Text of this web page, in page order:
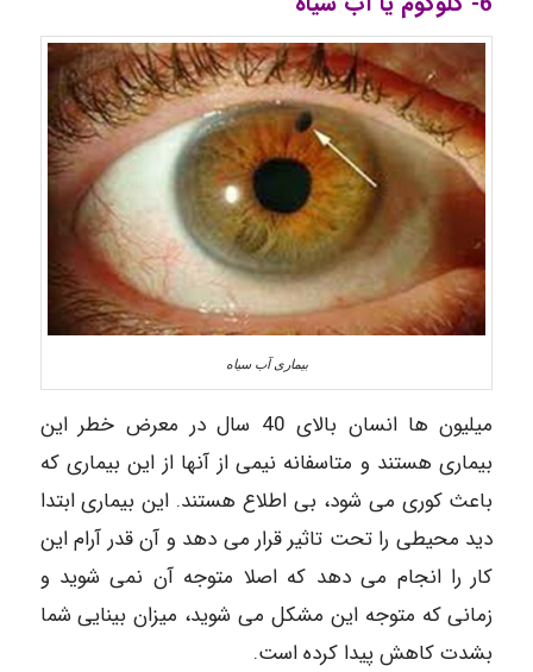
بیماری آب سیاه
میلیون ها انسان بالای 40 سال در معرض خطر این
بیماری هستند و متاسفانه نیمی از آنها از این بیماری که
باعث کوری می شود، بی اطلاع هستند. این بیماری ابتدا
دید محیطی را تحت تاثیر قرار می دهد و آن قدر آرام این
کار را انجام می دهد که اصلا متوجه آن نمی شوید و
زمانی که متوجه این مشکل می شوید، میزان بینایی شما
بشدت کاهش پیدا کرده است.